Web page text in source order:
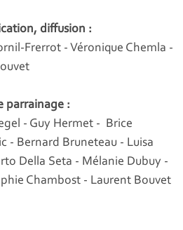
diffusion :
Frerrot - Véronique Chemla -
parrainage :
- Guy Hermet - Brice
- Bernard Bruneteau - Luisa
Della Seta - Mélanie Dubuy -
Chambost - Laurent Bouvet